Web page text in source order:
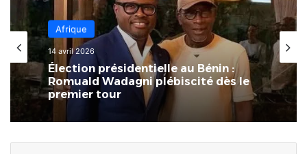
Afrique
14 avril 2026
Afrique
8 mars 2026
L’Afrique au carrefour des
consciences : le devoir de rompre
avec la culture du naufrage